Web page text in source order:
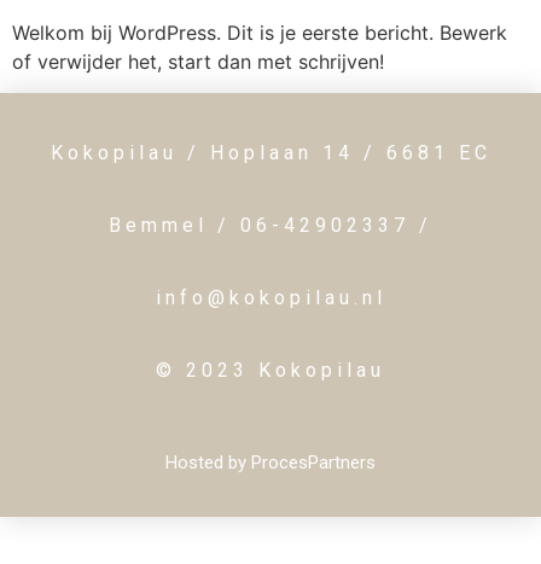
Welkom bij WordPress. Dit is je eerste bericht. Bewerk
of verwijder het, start dan met schrijven!
Kokopilau / Hoplaan 14 / 6681 EC
Bemmel / 06-42902337 /
info@kokopilau.nl
© 2023 Kokopilau
Hosted by ProcesPartners